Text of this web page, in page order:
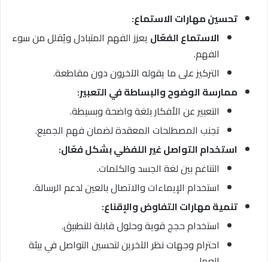
تحسين مهارات الاستماع:
الاستماع الفعّال يعزز الفهم المتبادل ويُقلل من سوء
الفهم.
التركيز على ما يقوله الآخرون دون مقاطعة.
ممارسة الوضوح والبساطة في التعبير:
التعبير عن الأفكار بلغة واضحة وبسيطة.
تجنب المصطلحات المعقدة لضمان فهم الجميع.
استخدام التواصل غير اللفظي بشكل فعّال:
التناغم بين لغة الجسد والكلمات.
استخدام الإيماءات والاتصال بالعين لدعم الرسالة.
تنمية مهارات التفاوض والإقناع:
استخدام حجج قوية وحلول قابلة للتطبيق.
احترام وجهات نظر الآخرين لتحسين التواصل في بيئة